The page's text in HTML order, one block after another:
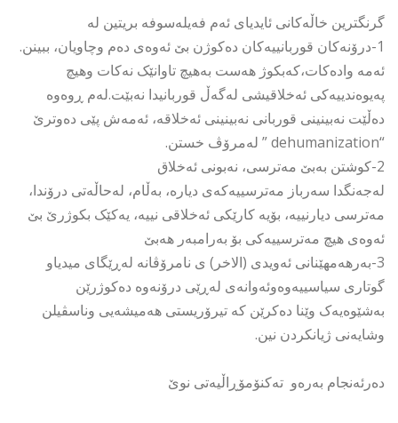
گرنگترین خاڵەکانی ئایدیای ئەم فەیلەسوفە بریتین لە
1-درۆنەکان قوربانییەکان دەکوژن بێ ئەوەی دەم وچاویان، ببینن.
ئەمە وادەکات،کەبکوژ هەست بەهیچ تاوانێک نەکات وهیچ
پەیوەندییەکی ئەخلاقیشی لەگەڵ قوربانیدا نەبێت.لەم ڕوەوە
دەڵێت نەبینینی قوربانی نەبینینی ئەخلاقە، ئەمەش پێی دەوترێ
“dehumanization ” لەمرۆڤ خستن.
2-کوشتن بەبێ مەترسی، نەبونی ئەخلاق
لەجەنگدا سەرباز مەترسییەکەی دیارە، بەڵام، لەحاڵەتی درۆندا،
مەترسی دیارنییە، بۆیە کارێکی ئەخلاقی نییە، یەکێک بکوژرێ بێ
ئەوەی هیچ مەترسییەکی بۆ بەرامبەر هەبێ
3-بەرهەمهێنانی ئەویدی (الاخر) ی نامرۆڤانە لەڕێگای میدیاو
گوتاری سیاسییەوەوئەوانەی لەڕێی درۆنەوە دەکوژرێن
بەشێوەیەک وێنا دەکرێن کە تیرۆریستی هەمیشەیی وناسڤیلن
وشایەنی ژیانکردن نین.
دەرئەنجام بەرەو تەکنۆمۆڕاڵیەتی نوێ